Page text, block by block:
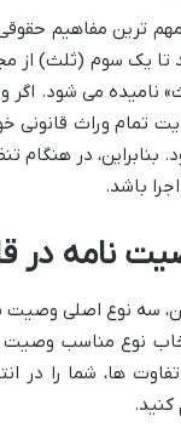
ترین مفاهیم
تا یک سوم (ثلث)
نامیده می شود.
تمام وراث قانونی
بنابراین، در
باشد.
نامه در
سه نوع اصلی
نوع مناسب
ها، شما را در